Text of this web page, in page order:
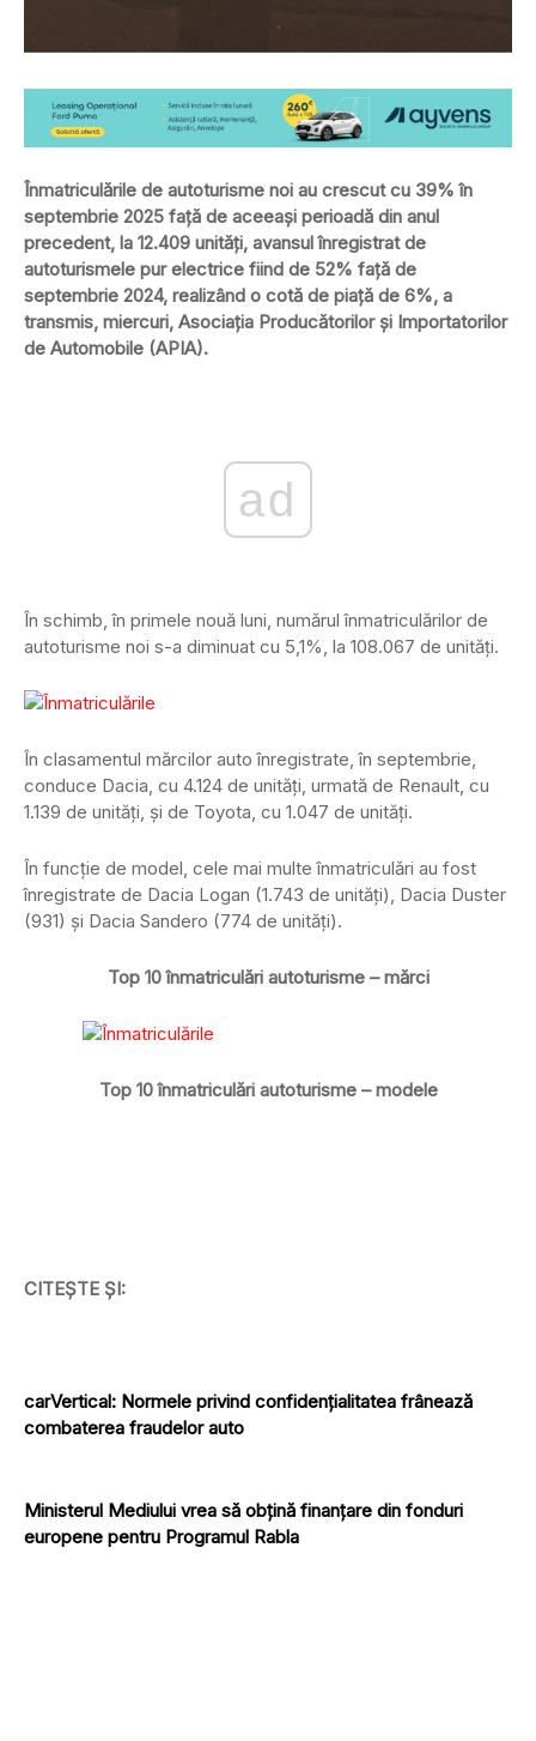
Înmatriculările de autoturisme noi au crescut cu 39% în
septembrie 2025 față de aceeași perioadă din anul
precedent, la 12.409 unități, avansul înregistrat de
autoturismele pur electrice fiind de 52% față de
septembrie 2024, realizând o cotă de piață de 6%, a
transmis, miercuri, Asociația Producătorilor și Importatorilor
de Automobile (APIA).
ad
În schimb, în primele nouă luni, numărul înmatriculărilor de
autoturisme noi s-a diminuat cu 5,1%, la 108.067 de unități.
În clasamentul mărcilor auto înregistrate, în septembrie,
conduce Dacia, cu 4.124 de unități, urmată de Renault, cu
1.139 de unități, și de Toyota, cu 1.047 de unități.
În funcție de model, cele mai multe înmatriculări au fost
înregistrate de Dacia Logan (1.743 de unități), Dacia Duster
(931) și Dacia Sandero (774 de unități).
Top 10 înmatriculări autoturisme – mărci
Top 10 înmatriculări autoturisme – modele
CITEȘTE ȘI:
carVertical: Normele privind confidențialitatea frânează
combaterea fraudelor auto
Ministerul Mediului vrea să obțină finanțare din fonduri
europene pentru Programul Rabla